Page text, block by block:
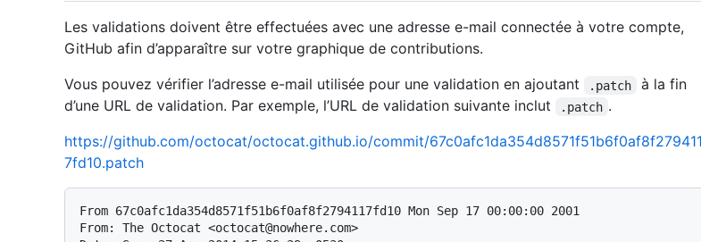
Les validations doivent être effectuées avec une adresse e-mail connectée à votre compte,
GitHub afin d’apparaître sur votre graphique de contributions.
Vous pouvez vérifier l’adresse e-mail utilisée pour une validation en ajoutant
.patch
à la fin
d’une URL de validation. Par exemple, l’URL de validation suivante inclut
.patch .
https://github.com/octocat/octocat.github.io/commit/67c0afc1da354d8571f51b6f0af8f279411
7fd10.patch
From 67c0afc1da354d8571f51b6f0af8f2794117fd10 Mon Sep 17 00:00:00 2001
From: The Octocat <octocat@nowhere.com>